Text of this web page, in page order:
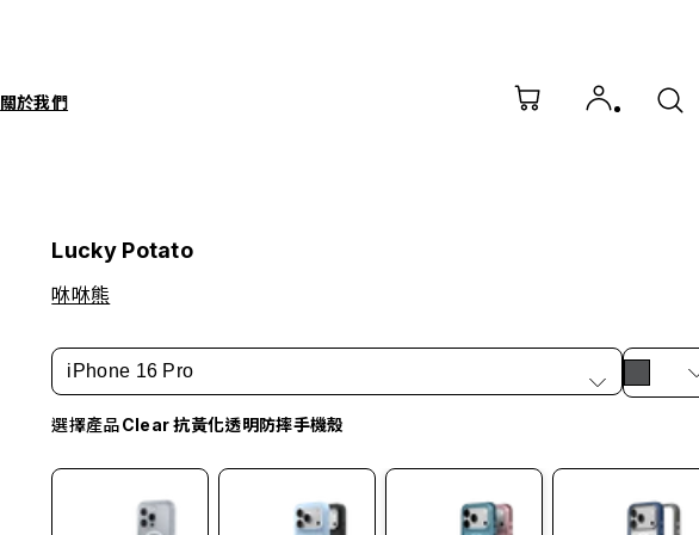
關於我們
Lucky Potato
咻咻熊
iPhone 16 Pro
選擇產品Clear 抗黃化透明防摔手機殼